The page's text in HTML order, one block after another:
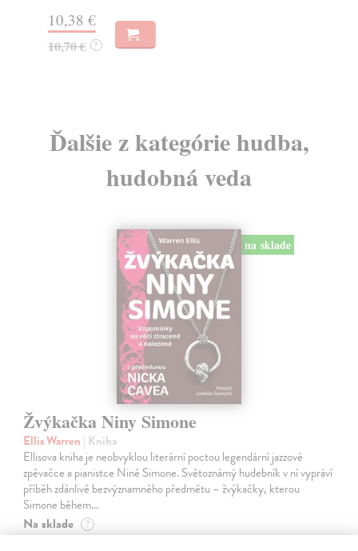
10,38 €
10,70 € ?
Ďalšie z kategórie hudba,
hudobná veda
na sklade
Žvýkačka Niny Simone
Ellis Warren | Kniha
Ellisova kniha je neobvyklou literární poctou legendární jazzové
zpěvačce a pianistce Nině Simone. Světoznámý hudebník v ní vypráví
příběh zdánlivě bezvýznamného předmětu – žvýkačky, kterou
Simone během…
Na sklade ?